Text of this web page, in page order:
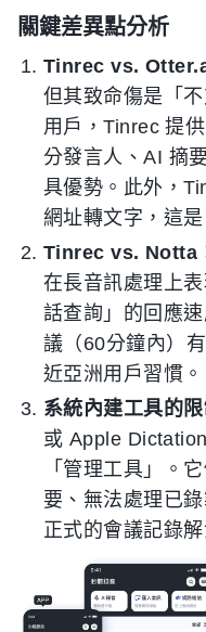
關鍵差異點分析
Tinrec vs.
但其致命傷是「
用戶，Tinrec 提
分發言人、AI 摘
具優勢。此外，
網址轉文字，這
Tinrec vs. Notta
在長音訊處理上
話查詢」的回應
議（60分鐘內）
近亞洲用戶習慣。
系統內建工具的限
或 Apple
「管理工具」。
要、無法處理已
正式的會議記錄解